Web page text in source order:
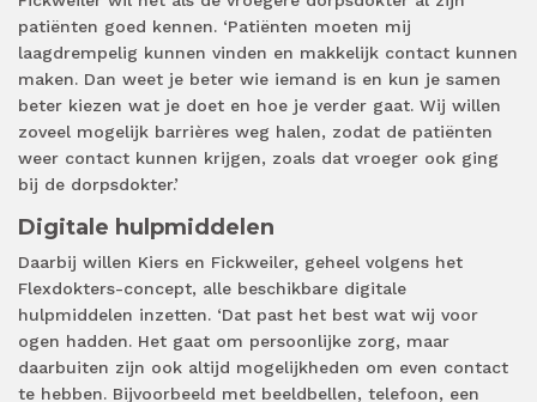
patiënten goed kennen. ‘Patiënten moeten mij
laagdrempelig kunnen vinden en makkelijk contact kunnen
maken. Dan weet je beter wie iemand is en kun je samen
beter kiezen wat je doet en hoe je verder gaat. Wij willen
zoveel mogelijk barrières weg halen, zodat de patiënten
weer contact kunnen krijgen, zoals dat vroeger ook ging
bij de dorpsdokter.’
Digitale hulpmiddelen
Daarbij willen Kiers en Fickweiler, geheel volgens het
Flexdokters-concept, alle beschikbare digitale
hulpmiddelen inzetten. ‘Dat past het best wat wij voor
ogen hadden. Het gaat om persoonlijke zorg, maar
daarbuiten zijn ook altijd mogelijkheden om even contact
te hebben. Bijvoorbeeld met beeldbellen, telefoon, een